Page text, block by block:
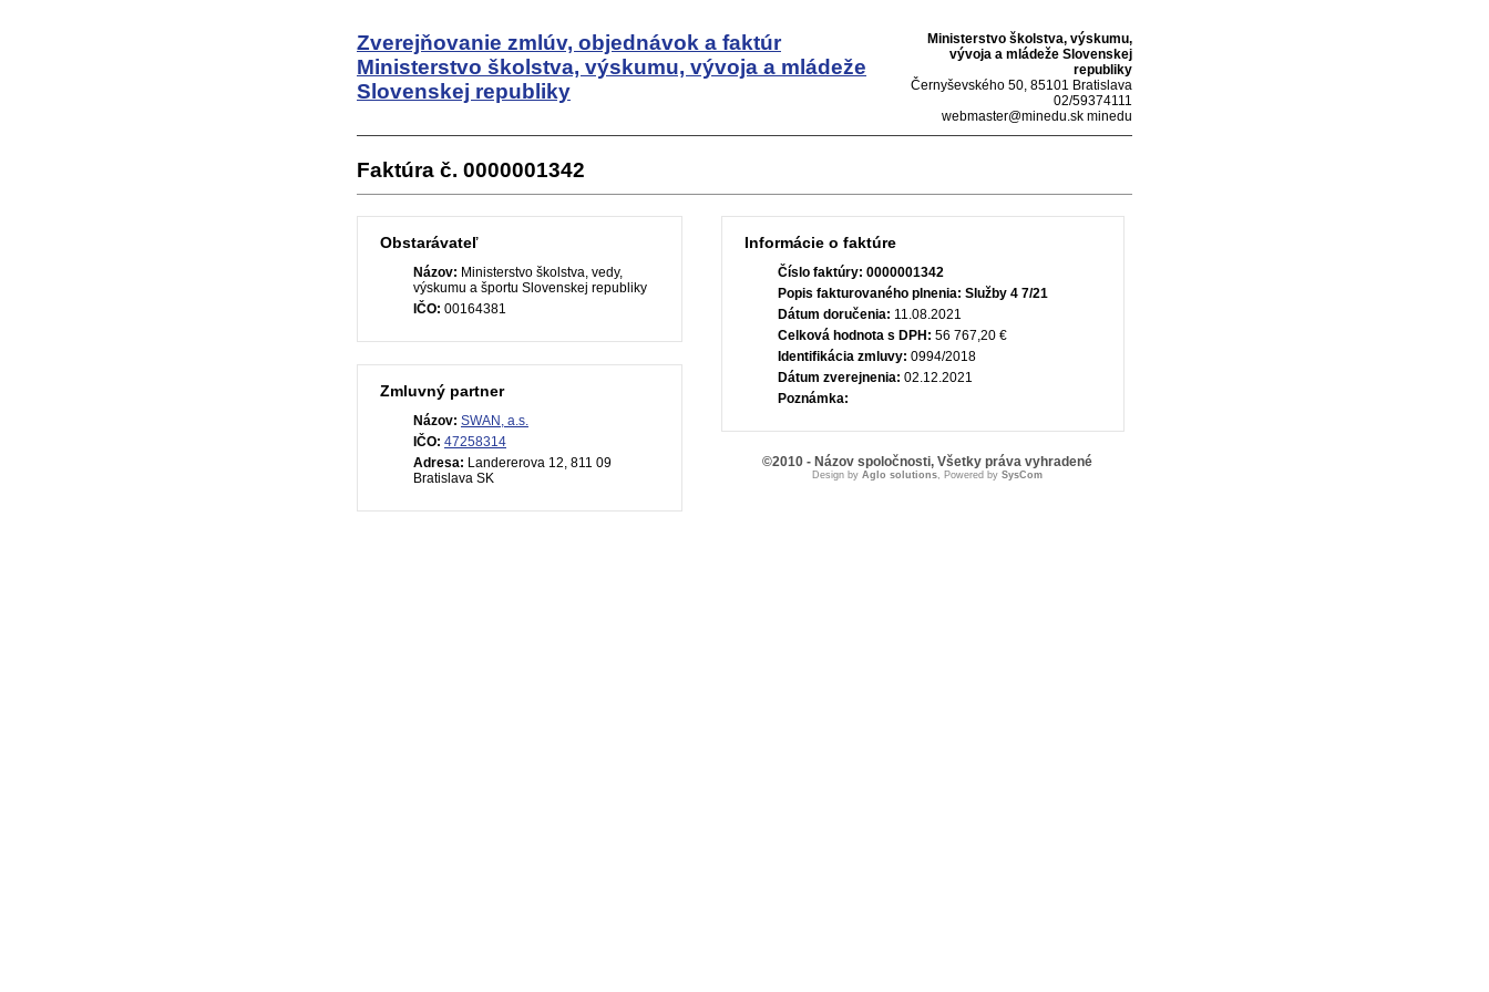
Zverejňovanie zmlúv, objednávok a faktúr
Ministerstvo školstva, výskumu, vývoja a mládeže
Slovenskej republiky
Ministerstvo školstva, výskumu,
vývoja a mládeže Slovenskej
republiky
Černyševského 50, 85101 Bratislava
02/59374111
webmaster@minedu.sk minedu
Faktúra č. 0000001342
Obstarávateľ
Názov: Ministerstvo školstva, vedy,
výskumu a športu Slovenskej republiky
IČO: 00164381
Zmluvný partner
Názov: SWAN, a.s.
IČO: 47258314
Adresa: Landererova 12, 811 09
Bratislava SK
Informácie o faktúre
Číslo faktúry: 0000001342
Popis fakturovaného plnenia: Služby 4 7/21
Dátum doručenia: 11.08.2021
Celková hodnota s DPH: 56 767,20 €
Identifikácia zmluvy: 0994/2018
Dátum zverejnenia: 02.12.2021
Poznámka:
©2010 - Názov spoločnosti, Všetky práva vyhradené
Design by Aglo solutions, Powered by SysCom